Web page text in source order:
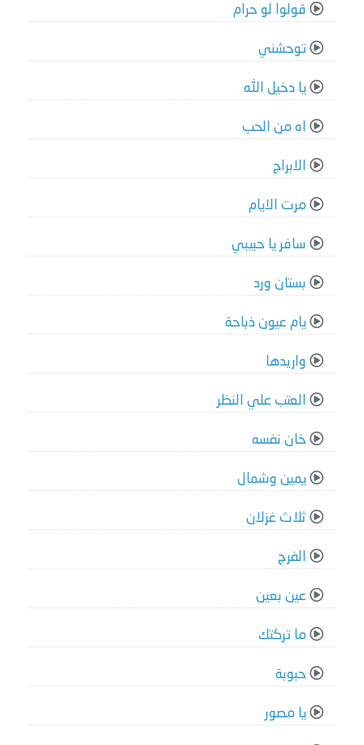
قولوا لو حرام
توحشني
يا دخيل الله
اه من الحب
الابراج
مرت الايام
سافر يا حبيبي
بستان ورد
يام عيون ذباحة
واريدها
العتب علي النظر
خان نفسه
يمين وشمال
ثلاث غزلان
الفرج
عين بعين
ما تركتك
حبوبة
يا مصور